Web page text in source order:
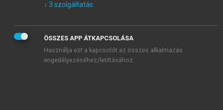
KIPRÓBÁLOM
↓ 3 szolgáltatás
ÖSSZES APP ÁTKAPCSOLÁSA
Használja ezt a kapcsolót az összes alkalmazás
engedélyezéséhez/letiltásához.